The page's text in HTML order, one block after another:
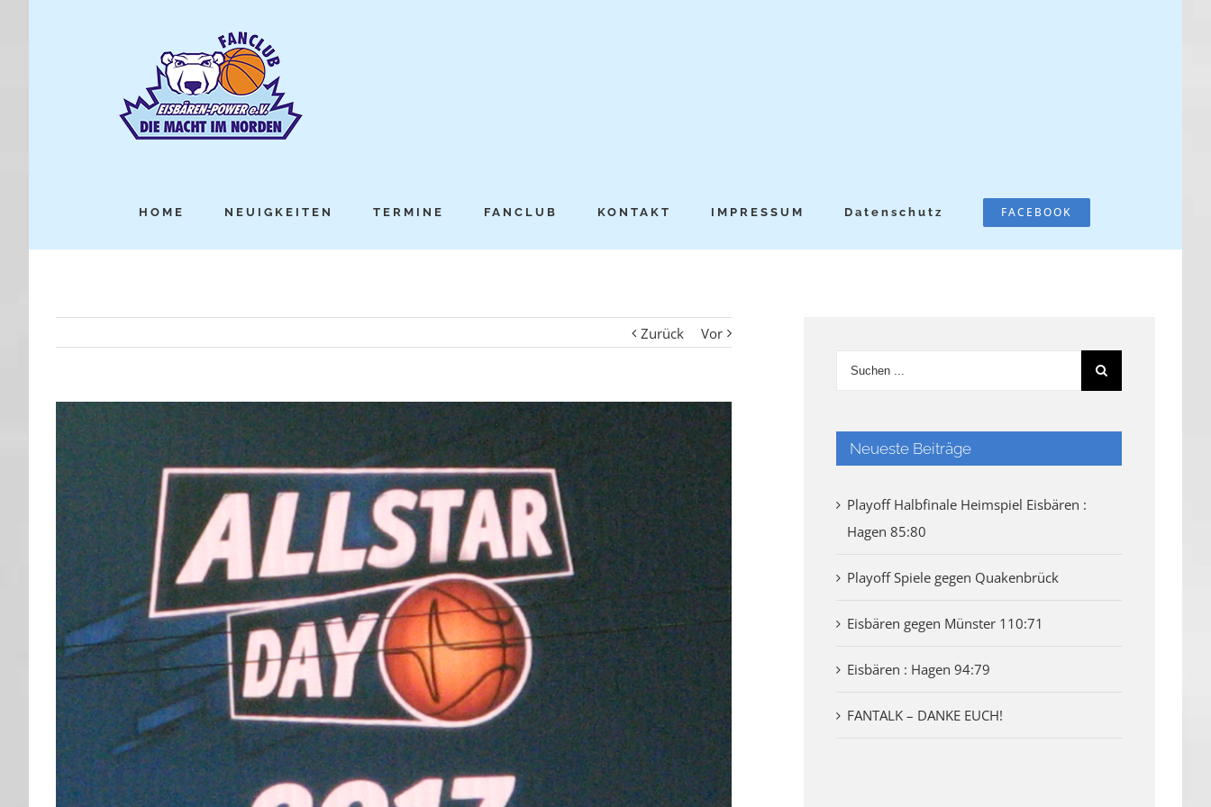
HOME NEUIGKEITEN TERMINE FANCLUB KONTAKT IMPRESSUM Datenschutz FACEBOOK
Zurück Vor
Neueste Beiträge
Playoff Halbfinale Heimspiel Eisbären :
Hagen 85:80
Playoff Spiele gegen Quakenbrück
Eisbären gegen Münster 110:71
Eisbären : Hagen 94:79
FANTALK – DANKE EUCH!